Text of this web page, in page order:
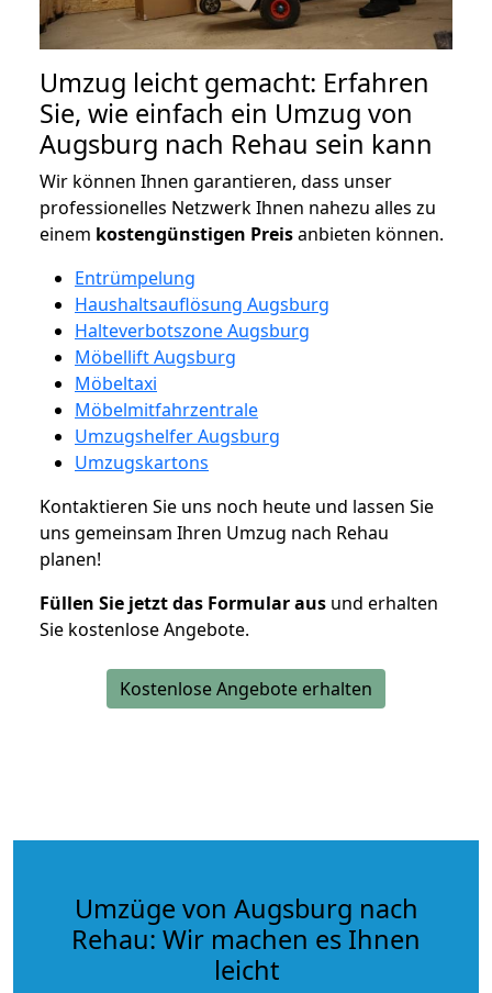
Umzug leicht gemacht: Erfahren
Sie, wie einfach ein Umzug von
Augsburg nach Rehau sein kann
Wir können Ihnen garantieren, dass unser
professionelles Netzwerk Ihnen nahezu alles zu
einem kostengünstigen Preisanbieten können.
Entrümpelung
Haushaltsauflösung Augsburg
Halteverbotszone Augsburg
Möbellift Augsburg
Möbeltaxi
Möbelmitfahrzentrale
Umzugshelfer Augsburg
Umzugskartons
Kontaktieren Sie uns noch heute und lassen Sie
uns gemeinsam Ihren Umzug nach Rehau
planen!
Füllen Sie jetzt das Formular aus und erhalten
Sie kostenlose Angebote.
Kostenlose Angebote erhalten
Umzüge von Augsburg nach
Rehau: Wir machen es Ihnen
leicht